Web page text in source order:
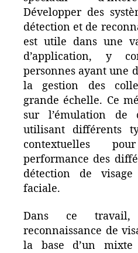
Développer des
détection et de
est utile dans une
d’application, y
personnes ayant une
la gestion des
grande échelle. Ce
sur l’émulation de
utilisant différents
contextuelles
performance des
détection de visage
faciale.
Dans ce travail,
reconnaissance de
la base d’un